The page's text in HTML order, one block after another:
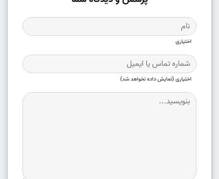
اختیاری
اختیاری (نمایش داده نخواهد شد)